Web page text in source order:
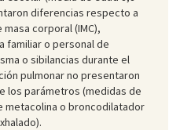
diferencias respecto a
corporal (IMC),
familiar o personal de
o sibilancias durante el
pulmonar no presentaron
los parámetros (medidas de
o broncodilatador